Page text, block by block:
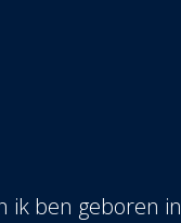
ik ben geboren